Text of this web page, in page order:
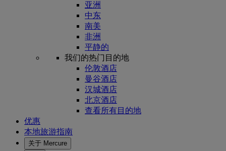
亚洲
中东
南美
非洲
平静的
我们的热门目的地
伦敦酒店
曼谷酒店
汉城酒店
北京酒店
查看所有目的地
优惠
本地旅游指南
关于 Mercure